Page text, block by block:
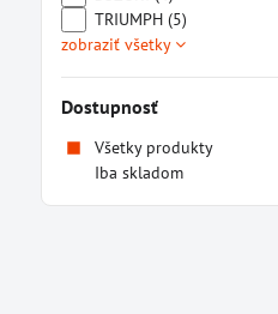
TRIUMPH (5)
zobraziť všetky
Dostupnosť
Všetky produkty
Iba skladom